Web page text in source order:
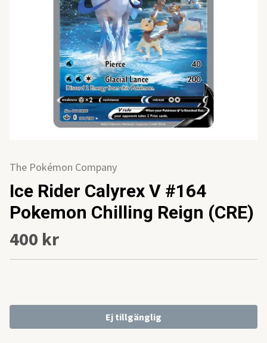
The Pokémon Company
Ice Rider Calyrex V #164
Pokemon Chilling Reign (CRE)
400 kr
Ej tillgänglig